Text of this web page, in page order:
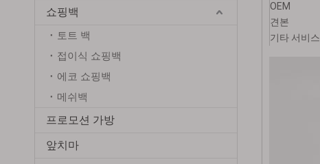
쇼핑백
토트 백
접이식 쇼핑백
에코 쇼핑백
메쉬백
프로모션 가방
앞치마
OEM
견본
기타 서비스